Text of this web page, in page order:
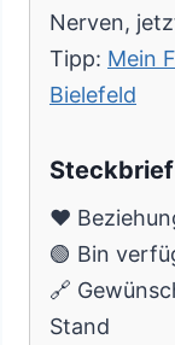
Nerven,
Tipp: Mein
Bielefeld
Steckbrief
❤️
🟢 Bin
🔗
Stand